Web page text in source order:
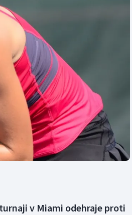
hry
Volejbal
Ostatní
v Miami odehraje proti